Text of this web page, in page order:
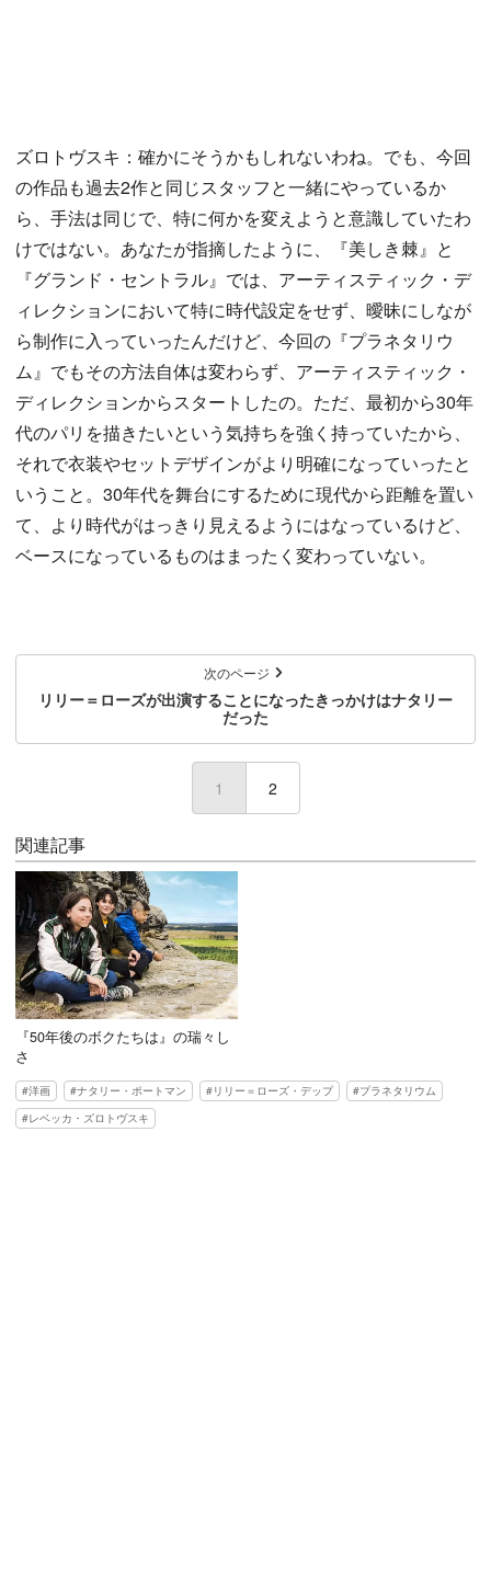
ズロトヴスキ：確かにそうかもしれないわね。でも、今回
の作品も過去2作と同じスタッフと一緒にやっているか
ら、手法は同じで、特に何かを変えようと意識していたわ
けではない。あなたが指摘したように、『美しき棘』と
『グランド・セントラル』では、アーティスティック・デ
ィレクションにおいて特に時代設定をせず、曖昧にしなが
ら制作に入っていったんだけど、今回の『プラネタリウ
ム』でもその方法自体は変わらず、アーティスティック・
ディレクションからスタートしたの。ただ、最初から30年
代のパリを描きたいという気持ちを強く持っていたから、
それで衣装やセットデザインがより明確になっていったと
いうこと。30年代を舞台にするために現代から距離を置い
て、より時代がはっきり見えるようにはなっているけど、
ベースになっているものはまったく変わっていない。
次のページ
リリー＝ローズが出演することになったきっかけはナタリー
だった
1 (current)
2
関連記事
『50年後のボクたちは』の瑞々し
さ
洋画 ナタリー・ポートマン リリー＝ローズ・デップ
プラネタリウム
レベッカ・ズロトヴスキ